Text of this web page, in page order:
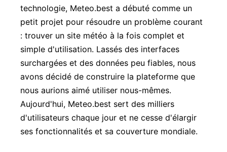
technologie, Meteo.best a débuté comme un
petit projet pour résoudre un problème courant
: trouver un site météo à la fois complet et
simple d'utilisation. Lassés des interfaces
surchargées et des données peu fiables, nous
avons décidé de construire la plateforme que
nous aurions aimé utiliser nous-mêmes.
Aujourd'hui, Meteo.best sert des milliers
d'utilisateurs chaque jour et ne cesse d'élargir
ses fonctionnalités et sa couverture mondiale.